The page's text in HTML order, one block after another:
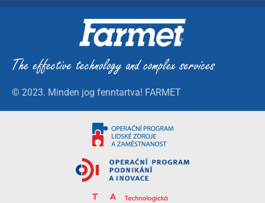
© 2023. Minden jog fenntartva! FARMET